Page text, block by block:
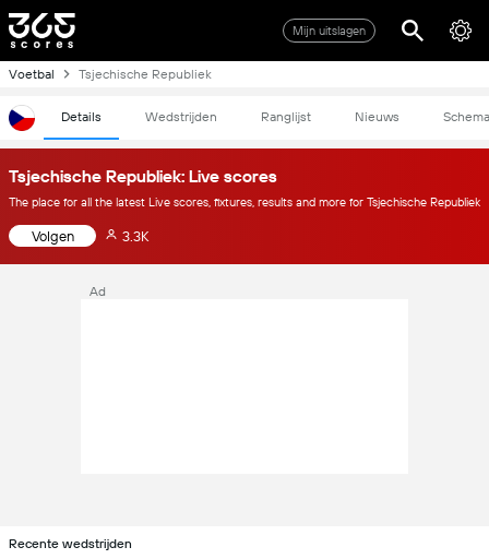
Mijn uitslagen
Voetbal Tsjechische Republiek
Details Wedstrijden Ranglijst Nieuws Schema
Tsjechische Republiek: Live scores
The place for all the latest Live scores, fixtures, results and more for Tsjechische Republiek
Volgen 3.3K
Ad
Recente wedstrijden